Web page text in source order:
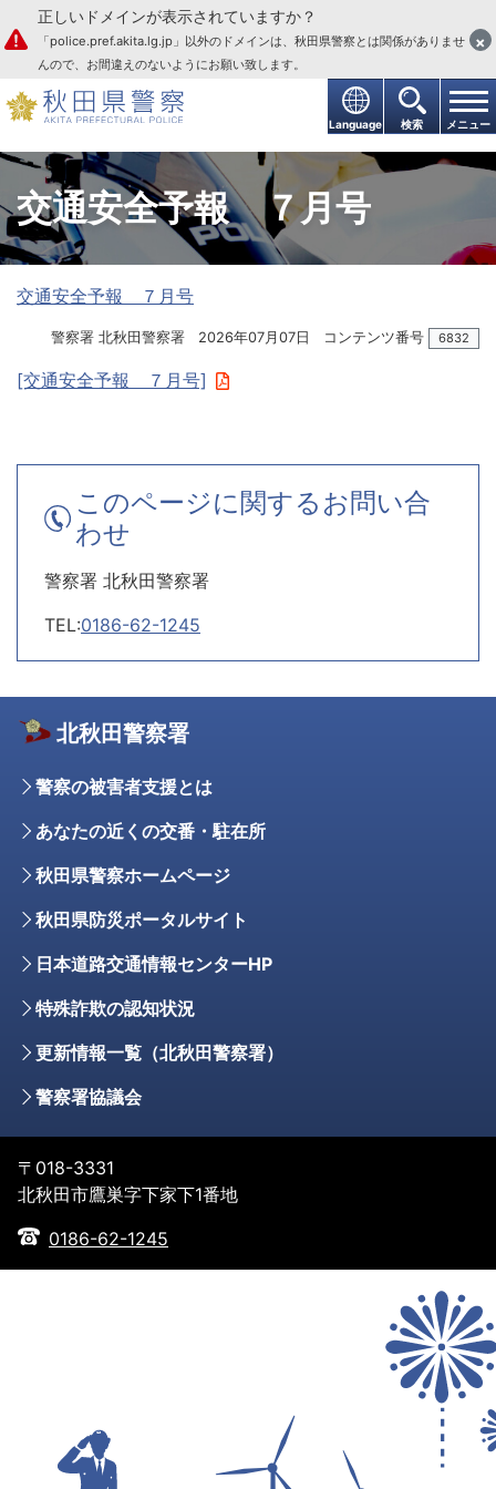
本文へ
Language 検索 メニュー
正しいドメインが表示されていますか？
「police.pref.akita.lg.jp」以外のドメインは、秋田県警察とは関係がありませ
んので、お間違えのないようにお願い致します。
×
交通安全予報 ７月号
交通安全予報 ７月号
警察署 北秋田警察署 2026年07月07日 コンテンツ番号 6832
[交通安全予報 ７月号]
このページに関するお問い合
わせ
警察署 北秋田警察署
TEL:0186-62-1245
北秋田警察署
警察の被害者支援とは
あなたの近くの交番・駐在所
秋田県警察ホームページ
秋田県防災ポータルサイト
日本道路交通情報センターHP
特殊詐欺の認知状況
更新情報一覧（北秋田警察署）
警察署協議会
〒018-3331
北秋田市鷹巣字下家下1番地
0186-62-1245